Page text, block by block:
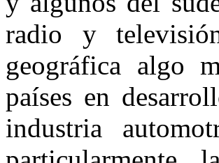
radio y
geográfica algo
países en
industria